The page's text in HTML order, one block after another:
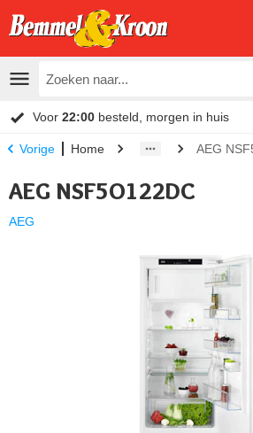
Voor 22:00 besteld, morgen in huis
Vorige Home AEG
AEG NSF5O122DC
AEG